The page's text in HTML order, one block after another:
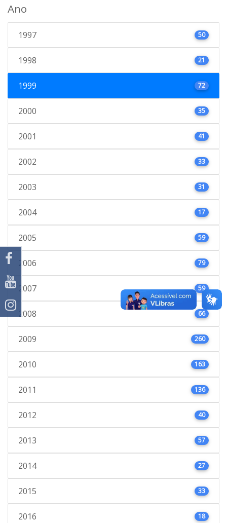
Ano
1997 50
1998 21
1999 72
2000 35
2001 41
2002 33
2003 31
2004 17
2005 59
2006 79
2007 59
2008 66
2009 260
2010 163
2011 136
2012 40
2013 57
2014 27
2015 33
2016 18